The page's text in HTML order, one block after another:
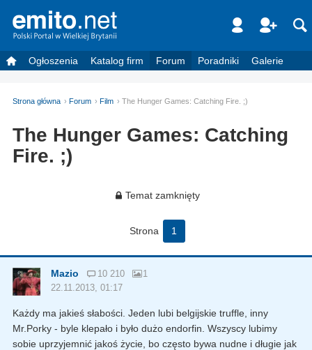
Ogłoszenia Katalog firm Forum Poradniki Galerie
Strona główna Forum Film The Hunger Games: Catching Fire. ;)
The Hunger Games: Catching
Fire. ;)
Temat zamknięty
Strona 1
Mazio 10 210
1
22.11.2013, 01:17
Każdy ma jakieś słabości. Jeden lubi belgijskie truffle, inny
Mr.Porky - byle klepało i było dużo endorfin. Wszyscy lubimy
sobie uprzyjemnić jakoś życie, bo często bywa nudne i długie jak